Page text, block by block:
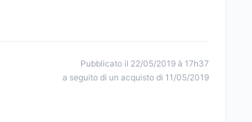
Pubblicato il 22/05/2019 à 17h37
a seguito di un acquisto di 11/05/2019